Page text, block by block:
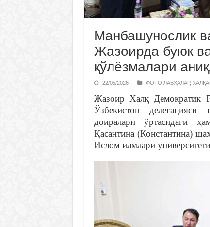
Манбашунослик
Жазоирда буюк
қўлёзмалари
22/05/2026 ФОТО ЛАВҲАЛАР,
Жазоир Халқ Демократик
Ўзбекистон делегацияси
доиралари ўртасидаги
Қасантина (Константина)
Ислом илмлари